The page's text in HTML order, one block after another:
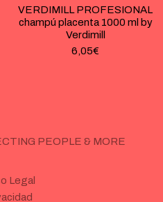
VERDIMILL PROFESIONAL
champú placenta 1000 ml by
Verdimill
6,05€
PEOPLE & MORE
Legal